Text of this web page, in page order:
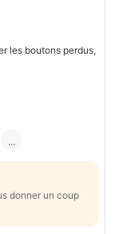
les boutons perdus,
...
donner un coup